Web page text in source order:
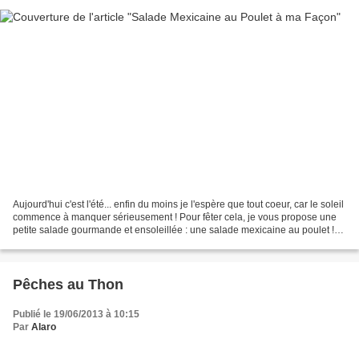
Aujourd'hui c'est l'été... enfin du moins je l'espère que tout coeur, car le soleil
commence à manquer sérieusement ! Pour fêter cela, je vous propose une
petite salade gourmande et ensoleillée : une salade mexicaine au poulet !
Pêches au Thon
Publié le 19/06/2013 à 10:15
Par Alaro